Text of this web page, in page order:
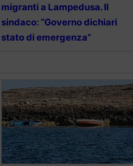
migranti a Lampedusa. Il
sindaco: “Governo dichiari
stato di emergenza”